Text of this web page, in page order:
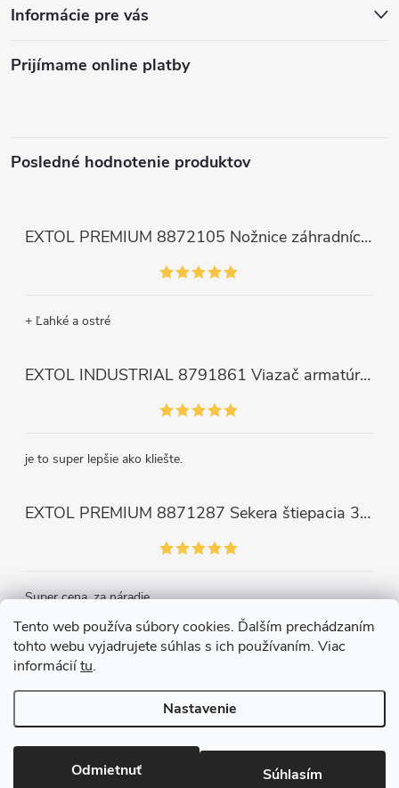
Tento web používa súbory cookies. Ďalším prechádzaním
tohto webu vyjadrujete súhlas s ich používaním. Viac
informáciítu.
Nastavenie
Odmietnuť Súhlasím
Informácie pre vás
Prijímame online platby
Posledné hodnotenie produktov
EXTOL PREMIUM 8872105 Nožnice záhradnícke dlhé úzke, 200mm, max. prestrih Ø6mm
+ Ľahké a ostré
EXTOL INDUSTRIAL 8791861 Viazač armatúr aku Share20V, bez aku, drôt 0,8mm, oko 8-34mm, bezuhlíkový motor
je to super lepšie ako kliešte.
EXTOL PREMIUM 8871287 Sekera štiepacia 3500g, nylónová násada 910mm
Super cena, za náradie.
Copyright 2026Železiarstvo Páleník, s.r.o.. Všetky práva vyhradené.
Upraviť nastavenie cookies